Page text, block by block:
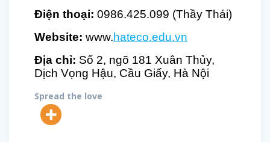
Điện thoại: 0986.425.099 (Thầy Thái)
Website: www.hateco.edu.vn
Địa chỉ: Số 2, ngõ 181 Xuân Thủy,
Dịch Vọng Hậu, Cầu Giấy, Hà Nội
Spread the love